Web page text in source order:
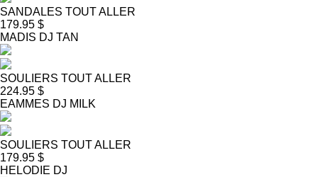
SANDALES TOUT ALLER
179.95 $
MADIS DJ TAN
SOULIERS TOUT ALLER
224.95 $
EAMMES DJ MILK
SOULIERS TOUT ALLER
179.95 $
HELODIE DJ